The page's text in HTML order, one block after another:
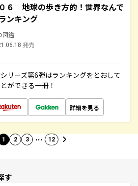
６ 地球の歩き方的！世界なんで
ンキング
図鑑
発売
リーズ第6弾はランキングをとおして
ができる一冊！
詳細を見る
1 2 3 … 12
す